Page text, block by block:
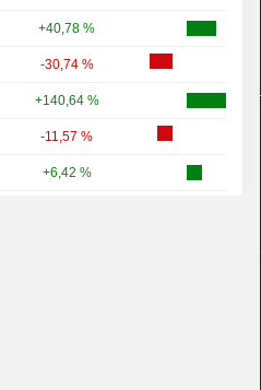
+40,78 %
-30,74 %
+140,64 %
-11,57 %
+6,42 %